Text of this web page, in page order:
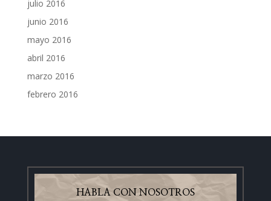
julio 2016
junio 2016
mayo 2016
abril 2016
marzo 2016
febrero 2016
HABLA CON NOSOTROS